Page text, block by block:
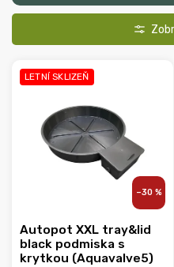
Nejlevnější
Abecedně
LETNÍ SKLIZEŇ
–30 %
Autopot XXL tray&lid
black podmiska s
krytkou (Aquavalve5)